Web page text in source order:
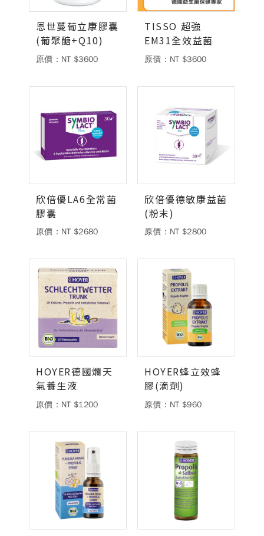
恩世蔓葡立康膠囊
(葡聚醣+Q10)
原價：NT $3600
TISSO 超強
EM31全效益菌
原價：NT $3600
欣倍優LA6全常菌
膠囊
原價：NT $2680
欣倍優德敏康益菌
(粉末)
原價：NT $2800
HOYER德國爛天
氣養生液
原價：NT $1200
HOYER蜂立效蜂
膠(滴劑)
原價：NT $960
德風消息
所有訊息 營養知識 會員辦法
活動訊息
商品訊息
關於我們
關於德風 人力招募
購物說明
購物須知 退換貨流程
德風健康館 百靈油粉絲團
百靈油粉絲團 德風健康館
德風健康館
登入